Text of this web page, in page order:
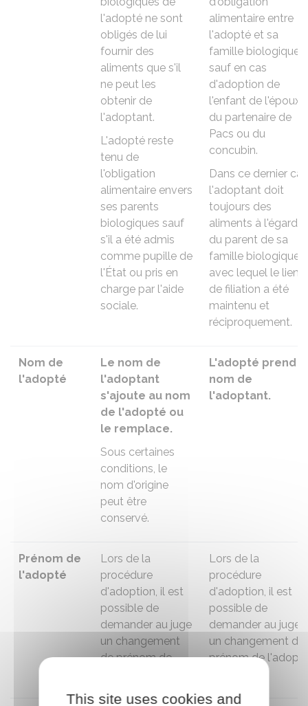
l'adopté ne sont
obligés de lui
fournir des
aliments que s'il
ne peut les
obtenir de
l'adoptant.
L'adopté reste
tenu de
l'obligation
alimentaire envers
ses parents
biologiques sauf
s'il a été admis
comme pupille de
l'État ou pris en
charge par l'aide
sociale.
alimentaire entre
l'adopté et sa
famille biologique
sauf en cas
d'adoption de
l'enfant de l'époux,
du partenaire de
Pacs ou du
concubin.
Dans ce dernier
l'adoptant doit
toujours des
aliments à l'égard
du parent de sa
famille biologique
avec lequel le lien
de filiation a été
maintenu et
réciproquement.
Nom de
l'adopté
Le nom de
l'adoptant
s'ajoute au nom
de l'adopté ou
le remplace.
Sous certaines
conditions, le
nom d'origine
peut être
conservé.
L'adopté prend
nom de
l'adoptant.
Prénom de
l'adopté
Lors de la
procédure
d'adoption, il est
possible de
demander au juge
un changement
de prénom de
Lors de la
procédure
d'adoption, il est
possible de
demander au juge
un changement de
prénom de
This site uses cookies and